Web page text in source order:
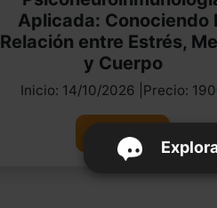
Aplicada: Conociendo
Relación entre Estrés,
y Cuerpo
Inicio: 14/10/2026 |Precio:
Ver curso